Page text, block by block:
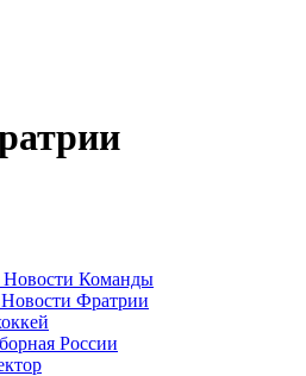
Новости Команды
Новости Фратрии
России